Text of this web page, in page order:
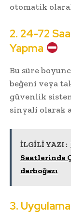
otomatik
2. 24-72
Yapma
Bu süre
beğeni veya
güvenlik
sinyali olarak
İLGİLİ YAZI :
Saatlerinde
darboğazı
3.